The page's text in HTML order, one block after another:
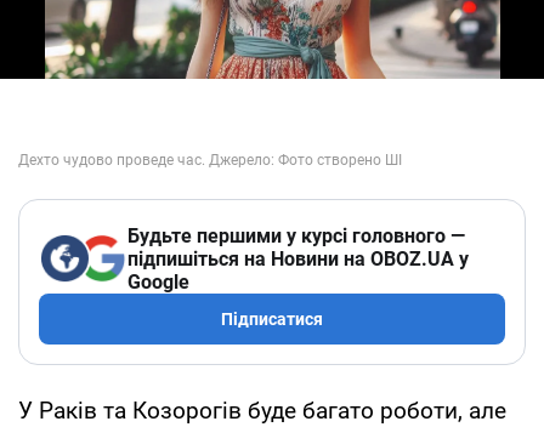
Будьте першими у курсі головного —
підпишіться на Новини на OBOZ.UA у
Google
Підписатися
У Раків та Козорогів буде багато роботи, але